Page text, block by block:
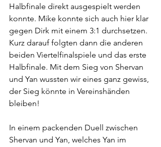
Halbfinale direkt ausgespielt werden
konnte. Mike konnte sich auch hier klar
gegen Dirk mit einem 3:1 durchsetzen.
Kurz darauf folgten dann die anderen
beiden Viertelfinalspiele und das erste
Halbfinale. Mit dem Sieg von Shervan
und Yan wussten wir eines ganz gewiss,
der Sieg könnte in Vereinshänden
bleiben!
In einem packenden Duell zwischen
Shervan und Yan, welches Yan im